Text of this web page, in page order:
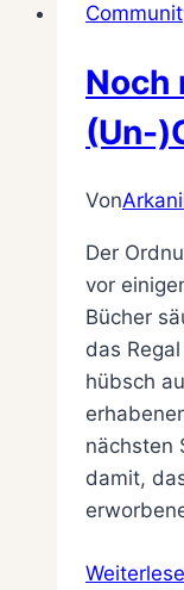
Noch
(Un-
Von
Der
vor
Bücher
das
hübsch
nächsten
damit,